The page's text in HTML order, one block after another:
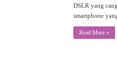
DSLR yang
smartphone
Read More »